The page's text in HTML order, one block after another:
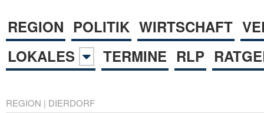
REGION POLITIK WIRTSCHAFT
LOKALES
TERMINE RLP
REGION | DIERDORF